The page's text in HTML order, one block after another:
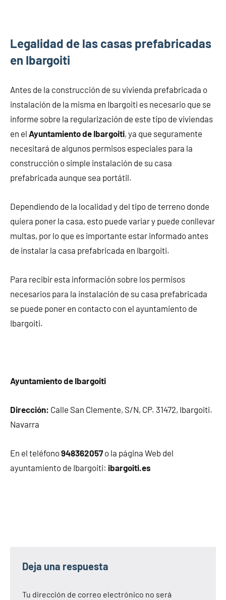
Legalidad de las casas prefabricadas
en Ibargoiti
Antes de la construcción de su vivienda prefabricada o
instalación de la misma en Ibargoiti es necesario que se
informe sobre la regularización de este tipo de viviendas
en el Ayuntamiento de Ibargoiti, ya que seguramente
necesitará de algunos permisos especiales para la
construcción o simple instalación de su casa
prefabricada aunque sea portátil.
Dependiendo de la localidad y del tipo de terreno donde
quiera poner la casa, esto puede variar y puede conllevar
multas, por lo que es importante estar informado antes
de instalar la casa prefabricada en Ibargoiti.
Para recibir esta información sobre los permisos
necesarios para la instalación de su casa prefabricada
se puede poner en contacto con el ayuntamiento de
Ibargoiti.
Ayuntamiento de Ibargoiti
Dirección: Calle San Clemente, S/N, CP. 31472, Ibargoiti.
Navarra
En el teléfono948362057o la página Web del
ayuntamiento de Ibargoiti: ibargoiti.es
Deja una respuesta
Tu dirección de correo electrónico no será